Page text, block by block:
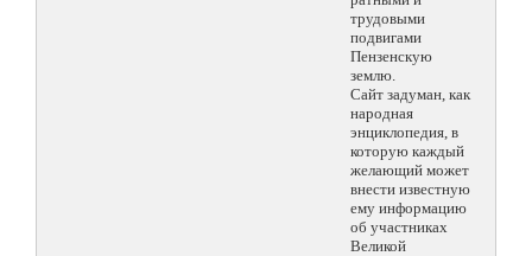
трудовыми
подвигами
Пензенскую
землю.
Сайт задуман, как
народная
энциклопедия, в
которую каждый
желающий может
внести известную
ему информацию
об участниках
Великой